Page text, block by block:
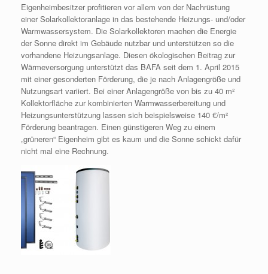
Eigenheimbesitzer profitieren vor allem von der Nachrüstung
einer Solarkollektoranlage in das bestehende Heizungs- und/oder
Warmwassersystem. Die Solarkollektoren machen die Energie
der Sonne direkt im Gebäude nutzbar und unterstützen so die
vorhandene Heizungsanlage. Diesen ökologischen Beitrag zur
Wärmeversorgung unterstützt das BAFA seit dem 1. April 2015
mit einer gesonderten Förderung, die je nach Anlagengröße und
Nutzungsart variiert. Bei einer Anlagengröße von bis zu 40 m²
Kollektorfläche zur kombinierten Warmwasserbereitung und
Heizungsunterstützung lassen sich beispielsweise 140 €/m²
Förderung beantragen. Einen günstigeren Weg zu einem
„grüneren“ Eigenheim gibt es kaum und die Sonne schickt dafür
nicht mal eine Rechnung.